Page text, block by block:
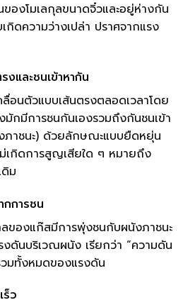
องโมเลกุลขนาดจิ๋วและอยู่ห่างกัน
ดความว่างเปล่า ปราศจากแรง
งและชนเข้าหากัน
ลื่อนตัวแบบเส้นตรงตลอดเวลาโดย
มักมีการชนกันเองรวมถึงกันชนเข้า
าชนะ) ด้วยลักษณะแบบยืดหยุ่น
เกิดการสูญเสียใด ๆ หมายถึง
ม
การชน
ของแก๊สมีการพุ่งชนกับผนังภาชนะ
งดันบริเวณผนัง เรียกว่า “ความดัน
มทั้งหมดของแรงดัน
ว